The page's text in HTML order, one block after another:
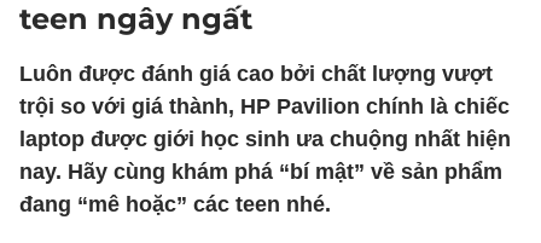
teen ngây ngất
Luôn được đánh giá cao bởi chất lượng vượt
trội so với giá thành, HP Pavilion chính là chiếc
laptop được giới học sinh ưa chuộng nhất hiện
nay. Hãy cùng khám phá “bí mật” về sản phẩm
đang “mê hoặc” các teen nhé.